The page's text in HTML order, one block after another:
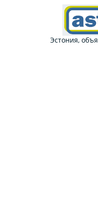
Эстония,